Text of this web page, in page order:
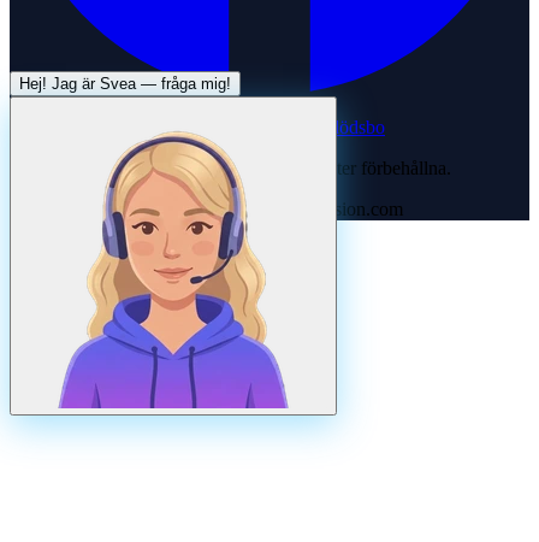
Dödsboofferter — hjälp med dödsbo
Svenska Hantverkare. Alla rättigheter förbehållna.
Uppdateradaugusti 2026· Drivs av N3ovision.com
Hej! Jag är Svea— fråga mig!